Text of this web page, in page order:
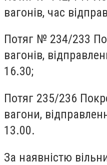
вагонів, час
Потяг № 234/233
вагонів,
16.30;
Потяг 235/236
вагони,
13.00.
За наявністю